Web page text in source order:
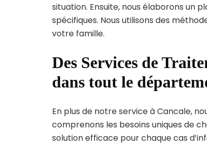
situation. Ensuite, nous élaborons un
spécifiques. Nous utilisons des
votre famille.
Des Services de
dans tout le
En plus de notre service à Cancale,
comprenons les besoins uniques de
solution efficace pour chaque cas